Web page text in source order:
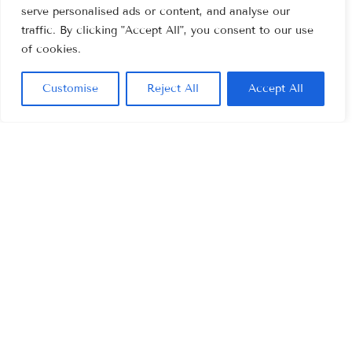
serve personalised ads or content, and analyse our
traffic. By clicking "Accept All", you consent to our use
of cookies.
Customise Reject All Accept All